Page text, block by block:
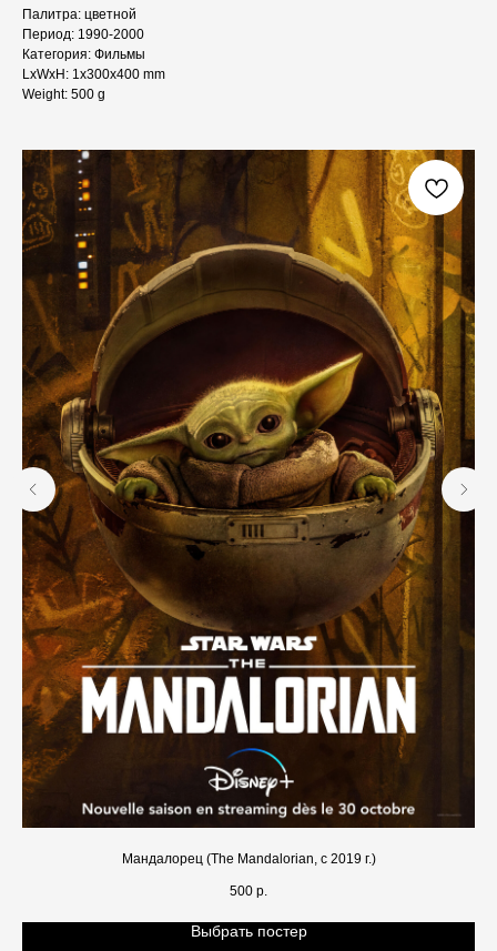
Палитра: цветной
Период: 1990-2000
Категория: Фильмы
LxWxH: 1x300x400 mm
Weight: 500 g
Мандалорец (The Mandalorian, с 2019 г.)
500 р.
Выбрать постер